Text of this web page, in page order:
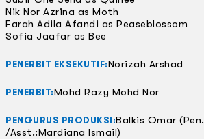
Nik Nor Azrina as Moth
Farah Adila Afandi as Peaseblossom
Sofia Jaafar as Bee
PENERBIT EKSEKUTIF:Norizah Arshad
PENERBIT:Mohd Razy Mohd Nor
PENGURUS PRODUKSI:Balkis Omar (Pen.
/Asst.:Mardiana Ismail)